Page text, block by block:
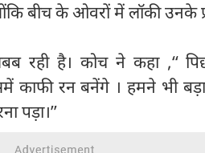
बीच के ओवरों में लॉकी उनके
रही है। कोच ने कहा ,‘‘
काफी रन बनेंगे । हमने भी
पड़ा।’’